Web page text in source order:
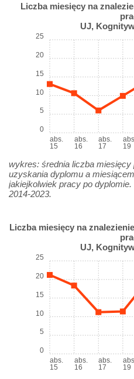
Liczba miesięcy na
UJ,
abs.
15
abs.
16
abs.
17
19
0
5
10
15
20
25
wykres: średnia liczba
uzyskania dyplomu a
jakiejkolwiek pracy po
2014-2023.
Liczba miesięcy na
UJ,
abs.
15
abs.
16
abs.
17
19
0
5
10
15
20
25